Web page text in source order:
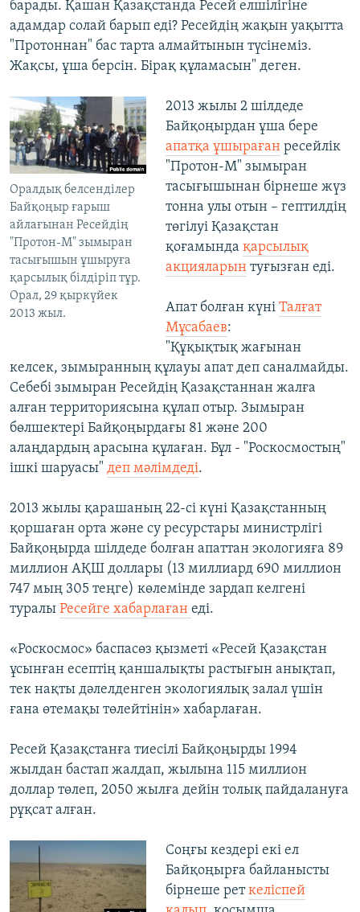
барады. Қашан Қазақстанда Ресей елшілігіне
адамдар солай барып еді? Ресейдің жақын уақытта
"Протоннан" бас тарта алмайтынын түсінеміз.
Жақсы, ұша берсін. Бірақ құламасын" деген.
Оралдық белсенділер
Байқоңыр ғарыш
айлағынан Ресейдің
"Протон-М" зымыран
тасығышын ұшыруға
қарсылық білдіріп тұр.
Орал, 29 қыркүйек
2013 жыл.
2013 жылы 2 шілдеде
Байқоңырдан ұша бере
апатқа ұшырағанресейлік
"Протон-М" зымыран
тасығышынан бірнеше жүз
тонна улы отын – гептилдің
төгілуі Қазақстан
қоғамында қарсылық
акцияларынтуғызған еді.
Апат болған күні Талғат
Мұсабаев:
"Құқықтық жағынан
келсек, зымыранның құлауы апат деп саналмайды.
Себебі зымыран Ресейдің Қазақстаннан жалға
алған территориясына құлап отыр. Зымыран
бөлшектері Байқоңырдағы 81 және 200
алаңдардың арасына құлаған. Бұл - "Роскосмостың"
ішкі шаруасы" деп мәлімдеді.
2013 жылы қарашаның 22-сі күні Қазақстанның
қоршаған орта және су ресурстары министрлігі
Байқоңырда шілдеде болған апаттан экологияға 89
миллион АҚШ доллары (13 миллиард 690 миллион
747 мың 305 теңге) көлемінде зардап келгені
туралы Ресейге хабарлаған еді.
«Роскосмос» баспасөз қызметі «Ресей Қазақстан
ұсынған есептің қаншалықты растығын анықтап,
тек нақты дәлелденген экологиялық залал үшін
ғана өтемақы төлейтінін» хабарлаған.
Ресей Қазақстанға тиесілі Байқоңырды 1994
жылдан бастап жалдап, жылына 115 миллион
доллар төлеп, 2050 жылға дейін толық пайдалануға
рұқсат алған.
Соңғы кездері екі ел
Байқоңырға байланысты
бірнеше реткеліспей